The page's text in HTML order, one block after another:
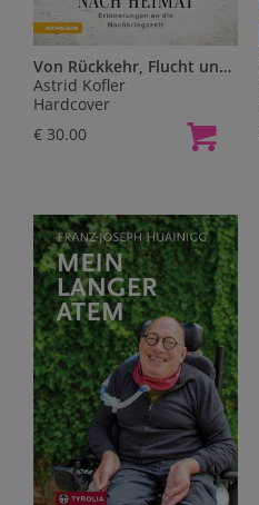
Von Rückkehr, Flucht und Suche nach Heimat
Astrid Kofler
Hardcover
€ 30.00